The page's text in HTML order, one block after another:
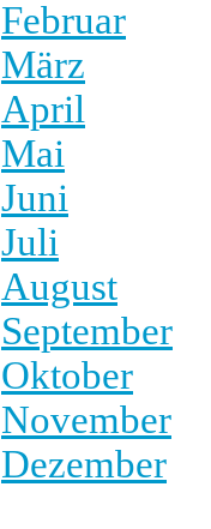
Februar
März
April
Mai
Juni
Juli
August
September
Oktober
November
Dezember